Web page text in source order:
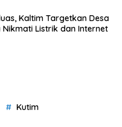
Kaltim Targetkan Desa
Nikmati Listrik dan Internet
Kutim